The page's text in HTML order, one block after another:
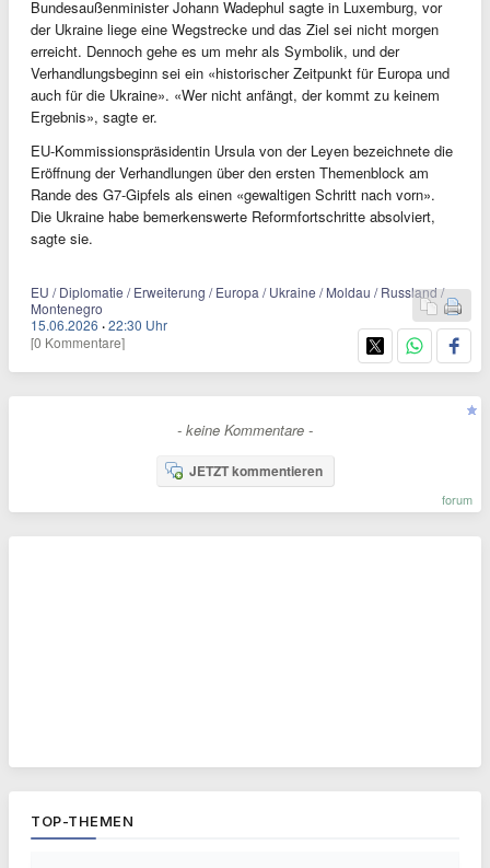
Bundesaußenminister Johann Wadephul sagte in Luxemburg, vor
der Ukraine liege eine Wegstrecke und das Ziel sei nicht morgen
erreicht. Dennoch gehe es um mehr als Symbolik, und der
Verhandlungsbeginn sei ein «historischer Zeitpunkt für Europa und
auch für die Ukraine». «Wer nicht anfängt, der kommt zu keinem
Ergebnis», sagte er.
EU-Kommissionspräsidentin Ursula von der Leyen bezeichnete die
Eröffnung der Verhandlungen über den ersten Themenblock am
Rande des G7-Gipfels als einen «gewaltigen Schritt nach vorn».
Die Ukraine habe bemerkenswerte Reformfortschritte absolviert,
sagte sie.
EU / Diplomatie / Erweiterung / Europa / Ukraine / Moldau / Russland /
Montenegro
15.06.2026 ·22:30 Uhr
[0 Kommentare]
- keine Kommentare -
JETZT kommentieren
forum
TOP-THEMEN